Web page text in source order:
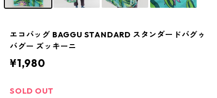
エコバッグ BAGGU STANDARD スタンダードバグゥ
バグー ズッキーニ
¥1,980
SOLD OUT